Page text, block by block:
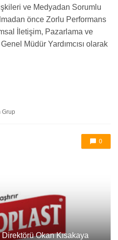
ve Medyadan Sorumlu
önce Zorlu Performans
İletişim, Pazarlama ve
Müdür Yardımcısı olarak
Grup
0
Okan Kısakaya